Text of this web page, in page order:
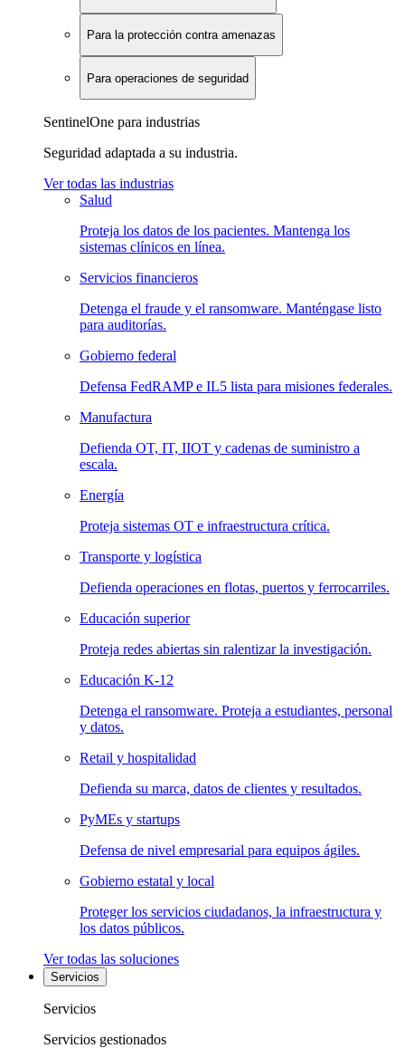
Para la protección contra amenazas
Para operaciones de seguridad
SentinelOne para industrias
Seguridad adaptada a su industria.
Ver todas las industrias
Salud
Proteja los datos de los pacientes. Mantenga los
sistemas clínicos en línea.
Servicios financieros
Detenga el fraude y el ransomware. Manténgase listo
para auditorías.
Gobierno federal
Defensa FedRAMP e IL5 lista para misiones federales.
Manufactura
Defienda OT, IT, IIOT y cadenas de suministro a
escala.
Energía
Proteja sistemas OT e infraestructura crítica.
Transporte y logística
Defienda operaciones en flotas, puertos y ferrocarriles.
Educación superior
Proteja redes abiertas sin ralentizar la investigación.
Educación K-12
Detenga el ransomware. Proteja a estudiantes, personal
y datos.
Retail y hospitalidad
Defienda su marca, datos de clientes y resultados.
PyMEs y startups
Defensa de nivel empresarial para equipos ágiles.
Gobierno estatal y local
Proteger los servicios ciudadanos, la infraestructura y
los datos públicos.
Ver todas las soluciones
Servicios
Servicios
Servicios gestionados